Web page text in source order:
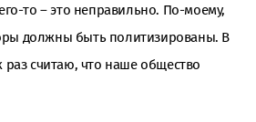
то – это неправильно. По-моему,
должны быть политизированы. В
считаю, что наше общество